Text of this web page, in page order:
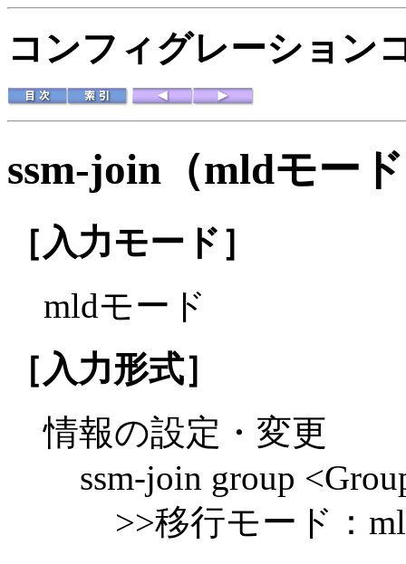
コンフィグレーション
ssm-join（mldモー
［入力モード］
mldモード
［入力形式］
情報の設定・変更
ssm-join group
>>移行モード：